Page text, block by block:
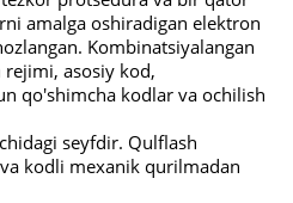
amalga oshiradigan elektron
Kombinatsiyalangan
asosiy kod,
qo'shimcha kodlar va ochilish
seyfdir. Qulflash
kodli mexanik qurilmadan